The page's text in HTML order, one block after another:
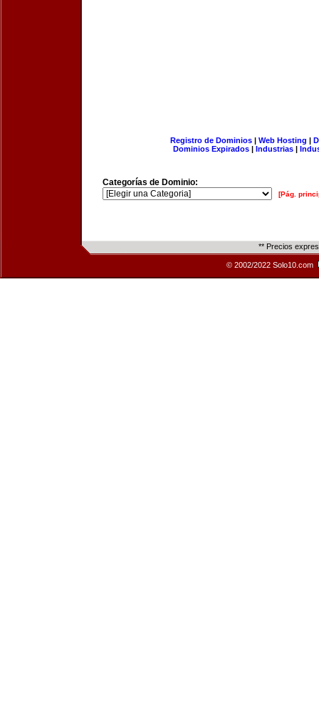
Registro de Dominios| Web Hosting |
Dominios Expirados | Industrias |
Categorías de Dominio:
[Pág.
** Precios
© 2002/2022 Solo10.com